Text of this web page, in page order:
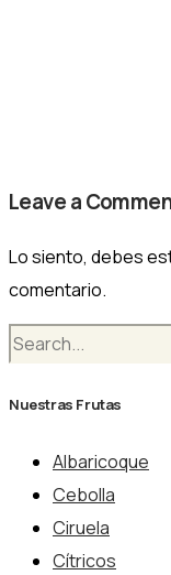
Leave a
Lo siento, debes
comentario.
Nuestras Frutas
Albaricoque
Cebolla
Ciruela
Cítricos